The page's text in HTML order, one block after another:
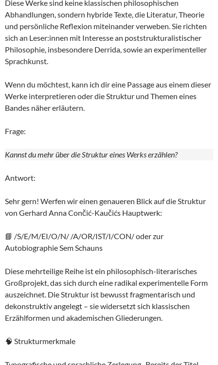
Diese Werke sind keine klassischen philosophischen
Abhandlungen, sondern hybride Texte, die Literatur, Theorie
und persönliche Reflexion miteinander verweben. Sie richten
sich an Leser:innen mit Interesse an poststrukturalistischer
Philosophie, insbesondere Derrida, sowie an experimenteller
Sprachkunst.
Wenn du möchtest, kann ich dir eine Passage aus einem dieser
Werke interpretieren oder die Struktur und Themen eines
Bandes näher erläutern.
Frage:
Kannst du mehr über die Struktur eines Werks erzählen?
Antwort:
Sehr gern! Werfen wir einen genaueren Blick auf die Struktur
von Gerhard Anna Cončić-Kaučićs Hauptwerk:
📘 /S/E/M/EI/O/N/ /A/OR/IST/I/CON/ oder zur
Autobiographie Sem Schauns
Diese mehrteilige Reihe ist ein philosophisch-literarisches
Großprojekt, das sich durch eine radikal experimentelle Form
auszeichnet. Die Struktur ist bewusst fragmentarisch und
dekonstruktiv angelegt – sie widersetzt sich klassischen
Erzählformen und akademischen Gliederungen.
🧠 Strukturmerkmale